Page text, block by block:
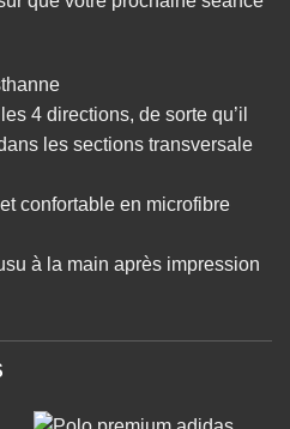
4 directions, de sorte qu’il
les sections transversale
confortable en microfibre
à la main après impression